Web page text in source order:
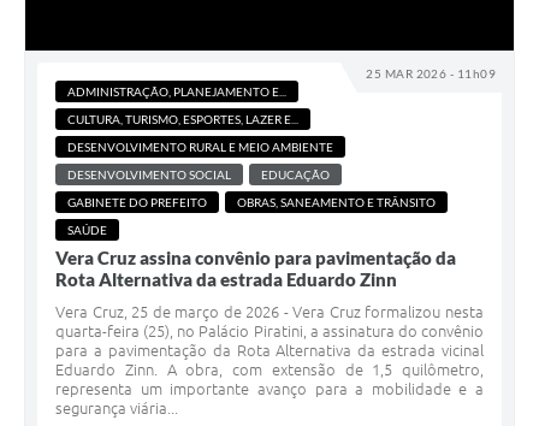
25 MAR 2026 - 11h09
ADMINISTRAÇÃO, PLANEJAMENTO E...
CULTURA, TURISMO, ESPORTES, LAZER E...
DESENVOLVIMENTO RURAL E MEIO AMBIENTE
DESENVOLVIMENTO SOCIAL
EDUCAÇÃO
GABINETE DO PREFEITO
OBRAS, SANEAMENTO E TRÂNSITO
SAÚDE
Vera Cruz assina convênio para pavimentação da
Rota Alternativa da estrada Eduardo Zinn
Vera Cruz, 25 de março de 2026 - Vera Cruz formalizou nesta
quarta-feira (25), no Palácio Piratini, a assinatura do convênio
para a pavimentação da Rota Alternativa da estrada vicinal
Eduardo Zinn. A obra, com extensão de 1,5 quilômetro,
representa um importante avanço para a mobilidade e a
segurança viária...